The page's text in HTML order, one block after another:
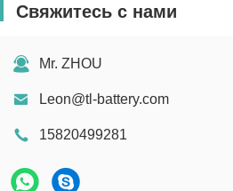
Свяжитесь с нами
Mr. ZHOU
Leon@tl-battery.com
15820499281